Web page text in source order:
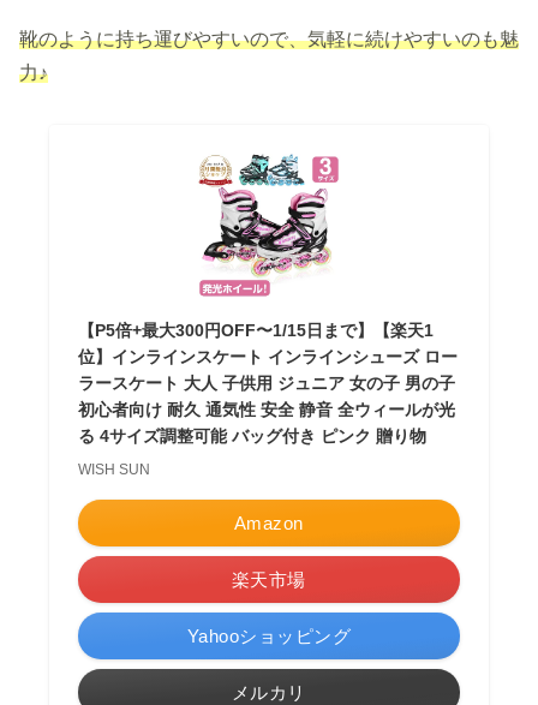
靴のように持ち運びやすいので、気軽に続けやすいのも魅
力♪
【P5倍+最大300円OFF〜1/15日まで】【楽天1
位】インラインスケート インラインシューズ ロー
ラースケート 大人 子供用 ジュニア 女の子 男の子
初心者向け 耐久 通気性 安全 静音 全ウィールが光
る 4サイズ調整可能 バッグ付き ピンク 贈り物
WISH SUN
Amazon
楽天市場
Yahooショッピング
メルカリ